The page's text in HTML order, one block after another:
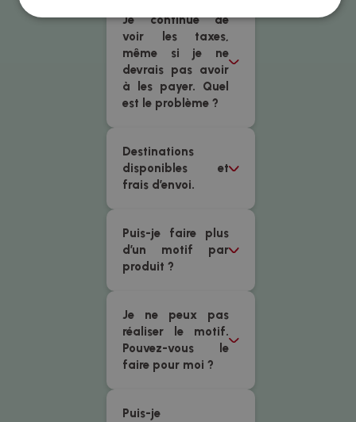
Je continue de
voir les taxes,
même si je ne
devrais pas avoir
à les payer. Quel
est le problème ?
Destinations
disponibles et
frais d’envoi.
Puis-je faire plus
d’un motif par
produit ?
Je ne peux pas
réaliser le motif.
Pouvez-vous le
faire pour moi ?
Puis-je